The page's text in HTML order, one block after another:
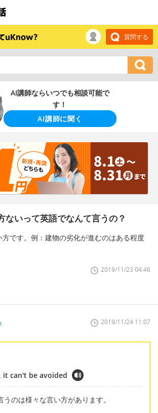
質問する
AI講師ならいつでも相談可能で
す！
AI講師に聞く
ないって英語でなんて言うの？
です。例：建物の劣化が進むのはある程度
2019/11/23 04:46
2019/11/24 11:07
it can't be avoided
うのは様々な言い方があります。